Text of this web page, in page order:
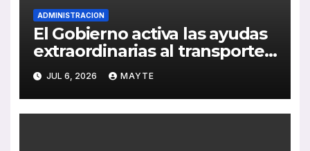
ADMINISTRACION
El Gobierno activa las ayudas
extraordinarias al transporte
por carretera para compensar
el impacto de la crisis en
Oriente Medio
JUL 6, 2026 MAYTE